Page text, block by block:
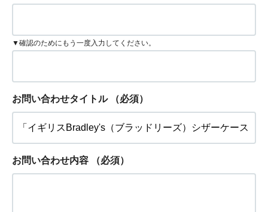
▼確認のためにもう一度入力してください。
お問い合わせタイトル （必須）
お問い合わせ内容 （必須）